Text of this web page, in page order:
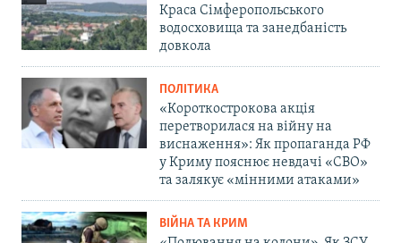
Краса Сімферопольського
водосховища та занедбаність
довкола
ПОЛІТИКА
«Короткострокова акція
перетворилася на війну на
виснаження»: Як пропаганда РФ
у Криму пояснює невдачі «СВО»
та залякує «мінними атаками»
ВІЙНА ТА КРИМ